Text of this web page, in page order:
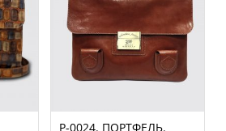
P-0024. ПОРТФЕЛЬ.